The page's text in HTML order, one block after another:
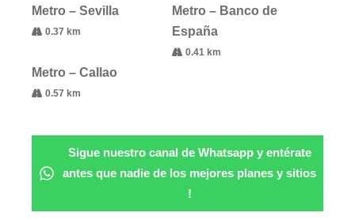
Metro – Sevilla
0.37 km
Metro – Banco de
España
0.41 km
Metro – Callao
0.57 km
Sigue nuestro canal de Whatsapp y entérate
antes que nadie de los mejores planes y sitios
!